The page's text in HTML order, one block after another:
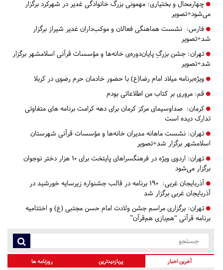
چهارمحال و بختیاری: مهمونی بزرگ خانوادگی غدیر در شهرکرد برگزار
می‌شود+تصویر
فارس: نشست هماهنگی فعالان و موکب‌داران غدیر شیراز برگزار
شد+تصویر
تهران: جشن بزرگِ پایان‌دوره‌ی خانه‌ها و مؤسسات قرآنی اسلامشهر برگزار
شد+تصویر
ویژه‌برنامه‌ میلاد امام رضا(ع) با حضور خادمان حرم رضوی در کربلا
قم: مروری بر کتاب من اطلاعاتی بودم
کرمان: صداوسیمای مرکز کرمان برای دهه کرامت برنامه های متفاوتی
تدارک دیده است
تهران: نشست ماهانه مدیران خانه‌ها و مؤسسات قرآنی شهرستان
اسلامشهر برگزار شد+تصویر
تهران:
اردوی ویژه در فرهنگسراهای پایتخت برای ۱۰ هزار دختر نوجوان
برگزار می‌شود
آذربایجان غربی:
۱۹۰ برنامه در قالب جشنواره زیرسایه خورشید در
آذربایجان غربی برگزار شد
تهران: برگزاری مراسم جشن ولادت امام حسن مجتبی (ع) و اختتامیه
برنامه قرآنی “هم‌بازی هم‌قرآن”
آخرین اخبار پربازدیدترین روزنامه ها